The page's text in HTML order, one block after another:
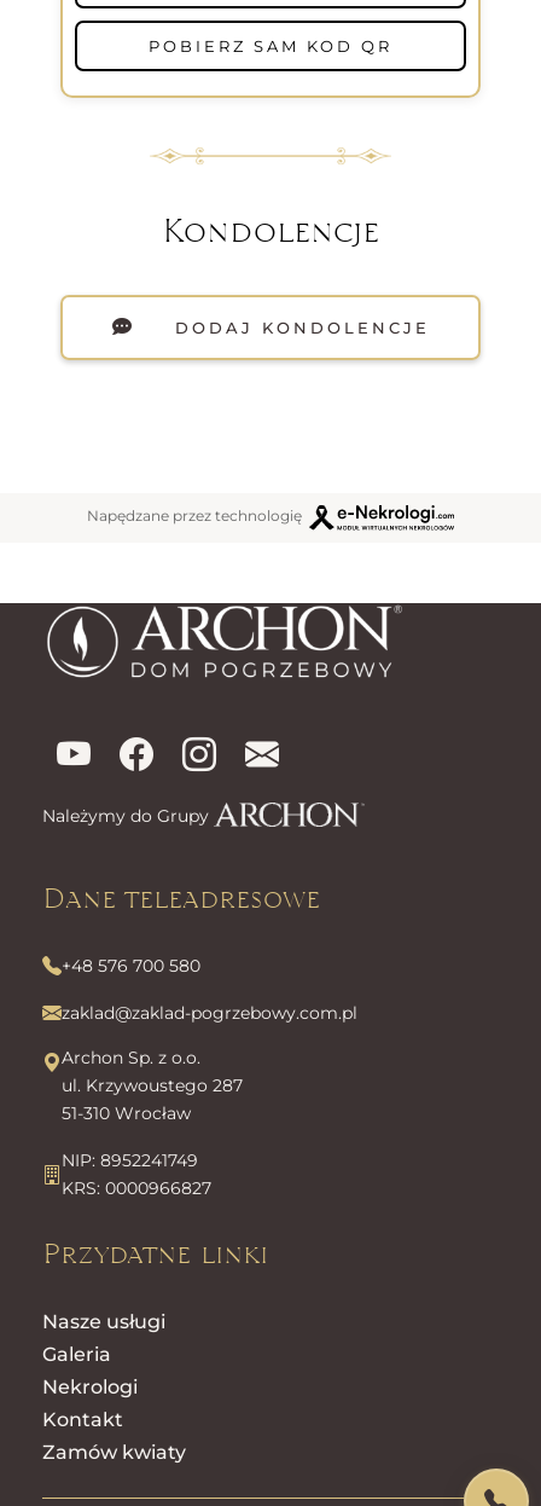
POBIERZ SAM KOD QR
Kondolencje
DODAJ KONDOLENCJE
Napędzane przez technologię
Należymy do Grupy
Dane teleadresowe
+48 576 700 580
zaklad@zaklad-pogrzebowy.com.pl
Archon Sp. z o.o.
ul. Krzywoustego 287
51-310 Wrocław
NIP: 8952241749
KRS: 0000966827
Przydatne linki
Nasze usługi
Galeria
Nekrologi
Kontakt
Zamów kwiaty